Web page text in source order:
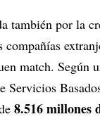
también por la
match. Según
Servicios
8.516 millones